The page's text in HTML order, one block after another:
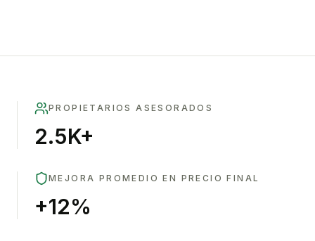
PROPIETARIOS ASESORADOS
2.5K+
MEJORA PROMEDIO EN PRECIO FINAL
+12%